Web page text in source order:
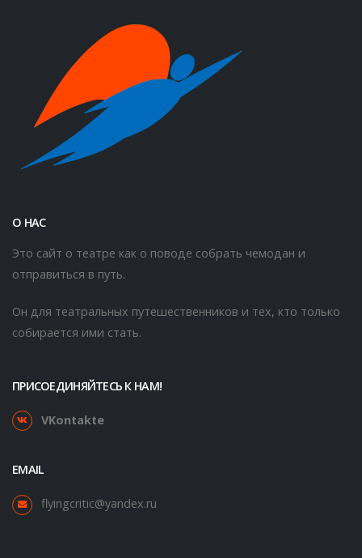
О НАС
Это сайт о театре как о поводе собрать чемодан и
отправиться в путь.
Он для театральных путешественников и тех, кто только
собирается ими стать.
ПРИСОЕДИНЯЙТЕСЬ К НАМ!
VKontakte
EMAIL
flyingcritic@yandex.ru